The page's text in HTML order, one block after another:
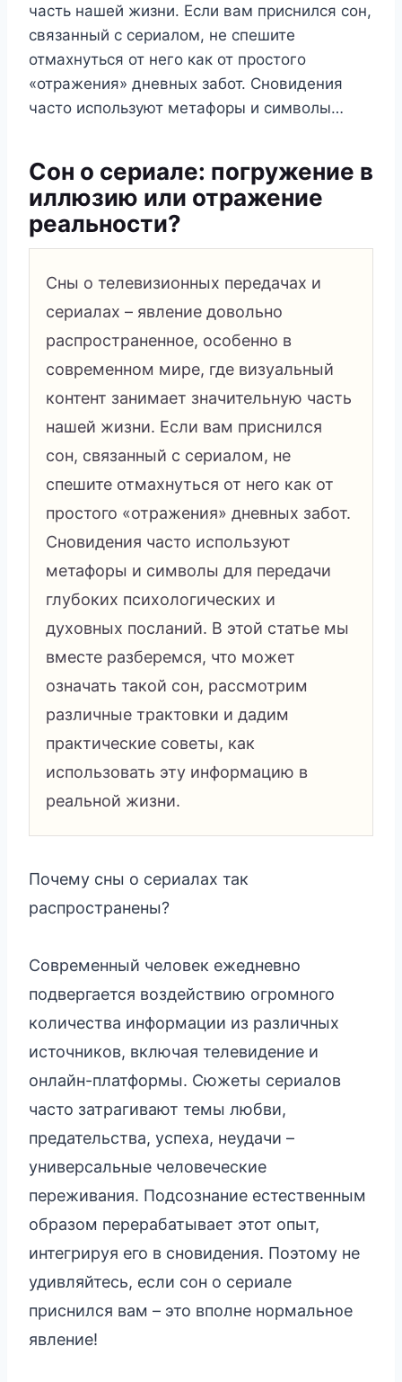
часть нашей жизни. Если вам приснился сон,
связанный с сериалом, не спешите
отмахнуться от него как от простого
«отражения» дневных забот. Сновидения
часто используют метафоры и символы…
Сон о сериале: погружение в
иллюзию или отражение
реальности?
Сны о телевизионных передачах и
сериалах – явление довольно
распространенное, особенно в
современном мире, где визуальный
контент занимает значительную часть
нашей жизни. Если вам приснился
сон, связанный с сериалом, не
спешите отмахнуться от него как от
простого «отражения» дневных забот.
Сновидения часто используют
метафоры и символы для передачи
глубоких психологических и
духовных посланий. В этой статье мы
вместе разберемся, что может
означать такой сон, рассмотрим
различные трактовки и дадим
практические советы, как
использовать эту информацию в
реальной жизни.
Почему сны о сериалах так
распространены?
Современный человек ежедневно
подвергается воздействию огромного
количества информации из различных
источников, включая телевидение и
онлайн-платформы. Сюжеты сериалов
часто затрагивают темы любви,
предательства, успеха, неудачи –
универсальные человеческие
переживания. Подсознание естественным
образом перерабатывает этот опыт,
интегрируя его в сновидения. Поэтому не
удивляйтесь, если сон о сериале
приснился вам – это вполне нормальное
явление!